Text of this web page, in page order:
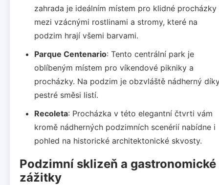
zahrada je ideálním místem pro klidné procházky
mezi vzácnými rostlinami a stromy, které na
podzim hrají všemi barvami.
Parque Centenario: Tento centrální park je
oblíbeným místem pro víkendové pikniky a
procházky. Na podzim je obzvláště nádherný
pestré směsi listí.
Recoleta: Procházka v této elegantní čtvrti vám
kromě nádherných podzimních scenérií nabídne i
pohled na historické architektonické skvosty.
Podzimní sklizeň a gastronomické
zážitky